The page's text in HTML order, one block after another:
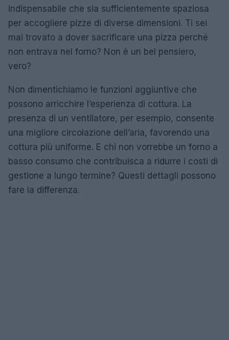
indispensabile che sia sufficientemente spaziosa
per accogliere pizze di diverse dimensioni. Ti sei
mai trovato a dover sacrificare una pizza perché
non entrava nel forno? Non è un bel pensiero,
vero?
Non dimentichiamo le funzioni aggiuntive che
possono arricchire l’esperienza di cottura. La
presenza di un ventilatore, per esempio, consente
una migliore circolazione dell’aria, favorendo una
cottura più uniforme. E chi non vorrebbe un forno a
basso consumo che contribuisca a ridurre i costi di
gestione a lungo termine? Questi dettagli possono
fare la differenza.